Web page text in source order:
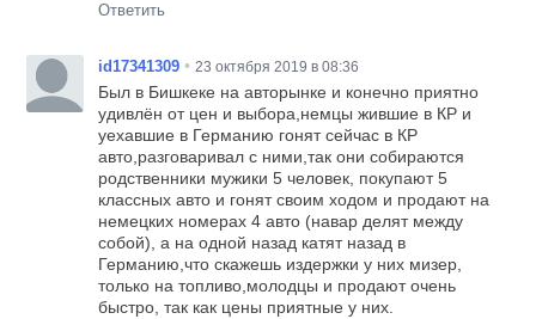
Ответить
id17341309 • 23 октября 2019 в 08:36
Был в Бишкеке на авторынке и конечно приятно
удивлён от цен и выбора,немцы жившие в КР и
уехавшие в Германию гонят сейчас в КР
авто,разговаривал с ними,так они собираются
родственники мужики 5 человек, покупают 5
классных авто и гонят своим ходом и продают на
немецких номерах 4 авто (навар делят между
собой), а на одной назад катят назад в
Германию,что скажешь издержки у них мизер,
только на топливо,молодцы и продают очень
быстро, так как цены приятные у них.